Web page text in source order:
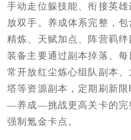
手动走位躲技能、衔接英
放双手。养成体系完整，
精炼、天赋加点、阵营羁
装备主要通过副本掉落、
常开放红尘炼心组队副本
塔等资源副本，定期刷新
—养成—挑战更高关卡的完
强制氪金卡点。